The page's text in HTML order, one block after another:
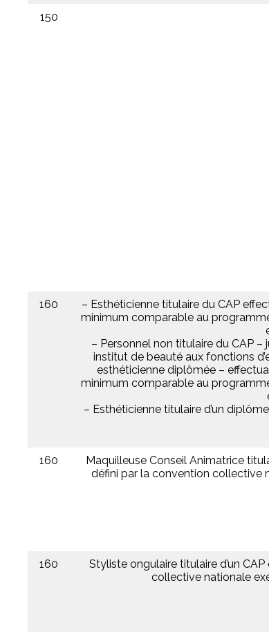
150
160
– Esthéticienne titulaire du CAP
minimum comparable au
– Personnel non titulaire du CAP
institut de beauté aux fonctions
esthéticienne diplômée –
minimum comparable au
– Esthéticienne titulaire d’un
160
Maquilleuse Conseil Animatrice
défini par la convention collective
160
Styliste ongulaire titulaire d’un
collective nationale